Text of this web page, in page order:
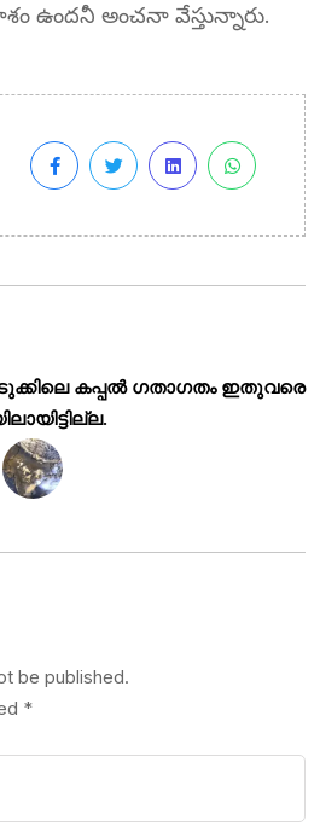
ఉందనీ అంచనా వేస్తున్నారు.
കപ്പൽ ഗതാഗതം ഇതുവരെ
be published.
*